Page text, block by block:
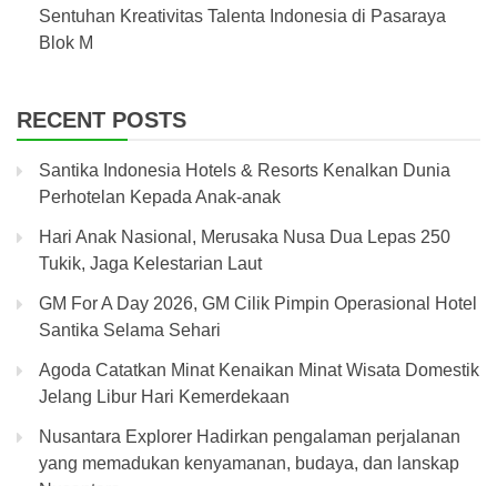
Sentuhan Kreativitas Talenta Indonesia di Pasaraya
Blok M
RECENT POSTS
Santika Indonesia Hotels & Resorts Kenalkan Dunia
Perhotelan Kepada Anak-anak
Hari Anak Nasional, Merusaka Nusa Dua Lepas 250
Tukik, Jaga Kelestarian Laut
GM For A Day 2026, GM Cilik Pimpin Operasional Hotel
Santika Selama Sehari
Agoda Catatkan Minat Kenaikan Minat Wisata Domestik
Jelang Libur Hari Kemerdekaan
Nusantara Explorer Hadirkan pengalaman perjalanan
yang memadukan kenyamanan, budaya, dan lanskap